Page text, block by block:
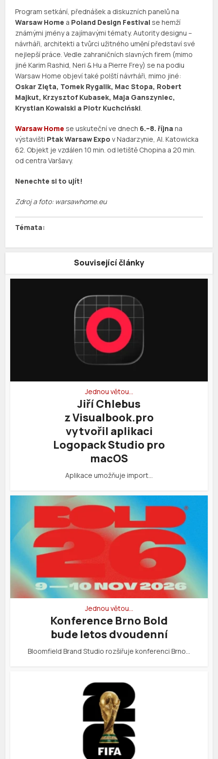
Program setkání, přednášek a diskuzních panelů na
Warsaw Home a Poland Design Festival se hemží
známými jmény a zajímavými tématy. Autority designu –
návrháři, architekti a tvůrci užitného umění představí své
nejlepší práce. Vedle zahraničních slavných firem (mimo
jiné Karim Rashid, Neri & Hu a Pierre Frey) se na podiu
Warsaw Home objeví také polští návrháři, mimo jiné:
Oskar Zięta, Tomek Rygalik, Mac Stopa, Robert
Majkut, Krzysztof Kubasek, Maja Ganszyniec,
Krystian Kowalski a Piotr Kuchciński.
Warsaw Home se uskuteční ve dnech 6.–8. října na
výstavišti Ptak Warsaw Expo v Nadarzynie, Al. Katowicka
62. Objekt je vzdálen 10 min. od letiště Chopina a 20 min.
od centra Varšavy.
Nenechte si to ujít!
Zdroj a foto: warsawhome.eu
Související články
Jednou větou…
Jiří Chlebus
z Visualbook.pro
vytvořil aplikaci
Logopack Studio pro
macOS
Aplikace umožňuje import…
Jednou větou…
Konference Brno Bold
bude letos dvoudenní
Bloomfield Brand Studio rozšiřuje konferenci Brno…